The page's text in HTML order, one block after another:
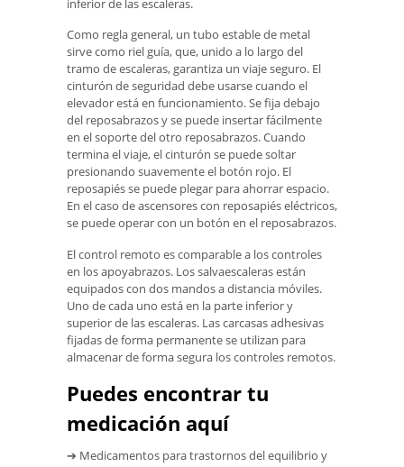
inferior de las escaleras.
Como regla general, un tubo estable de metal
sirve como riel guía, que, unido a lo largo del
tramo de escaleras, garantiza un viaje seguro. El
cinturón de seguridad debe usarse cuando el
elevador está en funcionamiento. Se fija debajo
del reposabrazos y se puede insertar fácilmente
en el soporte del otro reposabrazos. Cuando
termina el viaje, el cinturón se puede soltar
presionando suavemente el botón rojo. El
reposapiés se puede plegar para ahorrar espacio.
En el caso de ascensores con reposapiés eléctricos,
se puede operar con un botón en el reposabrazos.
El control remoto es comparable a los controles
en los apoyabrazos. Los salvaescaleras están
equipados con dos mandos a distancia móviles.
Uno de cada uno está en la parte inferior y
superior de las escaleras. Las carcasas adhesivas
fijadas de forma permanente se utilizan para
almacenar de forma segura los controles remotos.
Puedes encontrar tu
medicación aquí
➔ Medicamentos para trastornos del equilibrio y